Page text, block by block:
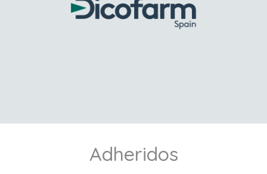
Adheridos